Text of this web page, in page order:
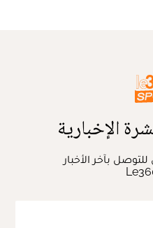
الإخبارية
بآخر الأخبار